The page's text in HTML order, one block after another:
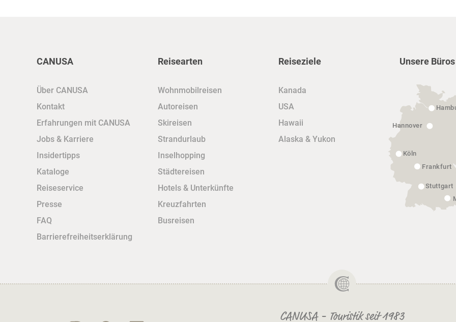
CANUSA
Über CANUSA
Kontakt
Erfahrungen mit CANUSA
Jobs & Karriere
Insidertipps
Kataloge
Reiseservice
Presse
FAQ
Barrierefreiheitserklärung
Reisearten
Wohnmobilreisen
Autoreisen
Skireisen
Strandurlaub
Inselhopping
Städtereisen
Hotels & Unterkünfte
Kreuzfahrten
Busreisen
Reiseziele
Kanada
USA
Hawaii
Alaska & Yukon
Unsere Büros
Hannover
Köln
Frankfurt
Stuttgart
CANUSA - Touristik seit 1983